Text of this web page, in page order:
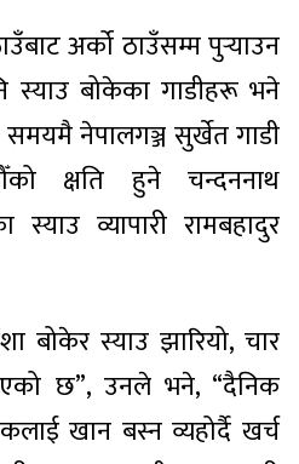
अर्को ठाउँसम्म पुर्‍याउन
स्याउ बोकेका गाडीहरू भने
नेपालगञ्ज सुर्खेत गाडी
क्षति हुने चन्दननाथ
स्याउ व्यापारी रामबहादुर
बोकेर स्याउ झारियो, चार
छ”, उनले भने, “दैनिक
खान बस्न व्यहोर्दै खर्च